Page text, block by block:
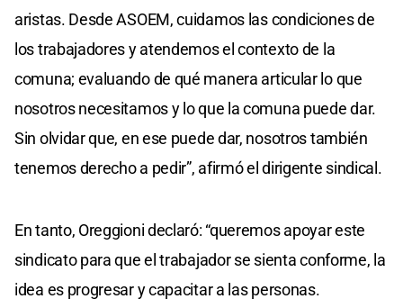
aristas. Desde ASOEM, cuidamos las condiciones de
los trabajadores y atendemos el contexto de la
comuna; evaluando de qué manera articular lo que
nosotros necesitamos y lo que la comuna puede dar.
Sin olvidar que, en ese puede dar, nosotros también
tenemos derecho a pedir”, afirmó el dirigente sindical.
En tanto, Oreggioni declaró: “queremos apoyar este
sindicato para que el trabajador se sienta conforme, la
idea es progresar y capacitar a las personas.